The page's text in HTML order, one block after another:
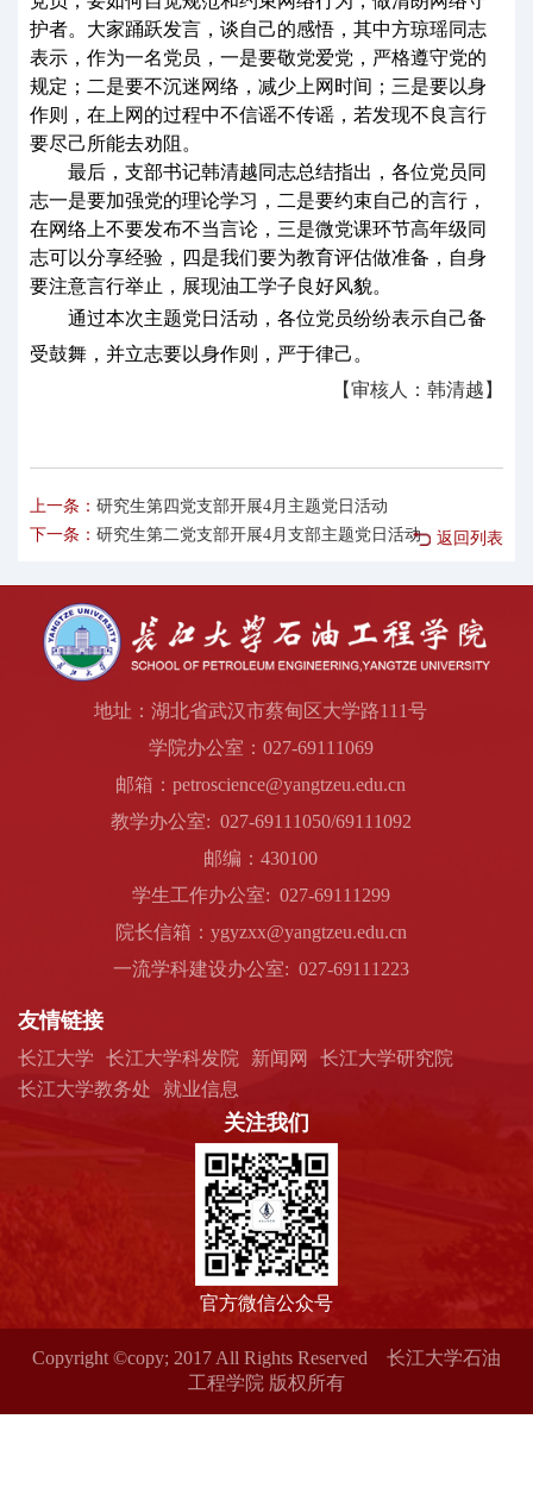
护者。大家踊跃发言，谈自己的感悟，其中方琼瑶同志
表示， 作为一名党员，一是要敬党爱党，严格遵守党的
规定；二是要不沉迷网络，减少上网时间；三是要以身
作则，在上网的过程中不信谣不传谣，若发现不良言行
要尽己所能去劝阻。
最后， 支部书记韩清越同志总结指出，各位党员同
志一是要加强党的理论学习，二是要约束自己的言行，
在网络上不要发布不当言论，三是微党课环节高年级同
志可以分享经验，四是我们要为教育评估做准备，自身
要注意言行举止，展现油工学子良好风貌。
通过本次主题党日活动，各位党员纷纷表示自己备
受鼓舞，并立志要以身作则，严于律己。
【审核人：韩清越】
上一条： 研究生第四党支部开展4月主题党日活动
下一条： 研究生第二党支部开展4月支部主题党日活动 返回列表
地址：湖北省武汉市蔡甸区大学路111号
学院办公室：027-69111069
邮箱：petroscience@yangtzeu.edu.cn
教学办公室: 027-69111050/69111092
邮编：430100
学生工作办公室: 027-69111299
院长信箱：ygyzxx@yangtzeu.edu.cn
一流学科建设办公室: 027-69111223
友情链接
长江大学 长江大学科发院 新闻网
长江大学研究院
长江大学教务处
就业信息
关注我们
官方微信公众号
Copyright ©copy; 2017 All Rights Reserved 长江大学石油
工程学院 版权所有